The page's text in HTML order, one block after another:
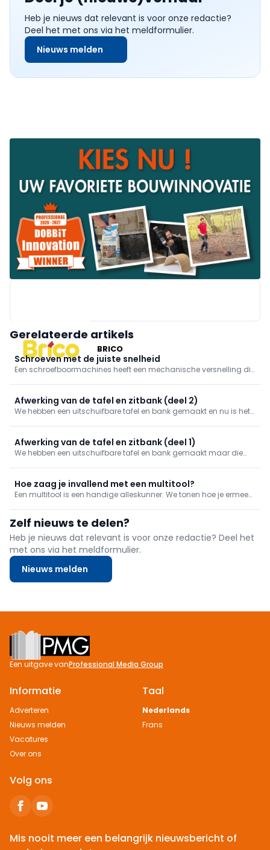
Heb je nieuws dat relevant is voor onze redactie?
Deel het met ons via het meldformulier.
Nieuws melden
BRICO
Gerelateerde artikels
Schroeven met de juiste snelheid
Een schroefboormachines heeft een mechanische versnelling die
Afwerking van de tafel en zitbank (deel 2)
We hebben een uitschuifbare tafel en bank gemaakt en nu is het
Afwerking van de tafel en zitbank (deel 1)
We hebben een uitschuifbare tafel en bank gemaakt maar die
Hoe zaag je invallend met een multitool?
Een multitool is een handige alleskunner. We tonen hoe je ermee
Zelf nieuws te delen?
Heb je nieuws dat relevant is voor onze redactie? Deel het
met ons via het meldformulier.
Nieuws melden
Footer
Een uitgave vanProfessional Media Group
Informatie
Adverteren
Nieuws melden
Vacatures
Over ons
Taal
Nederlands
Frans
Volg ons
Mis nooit meer een belangrijk nieuwsbericht of